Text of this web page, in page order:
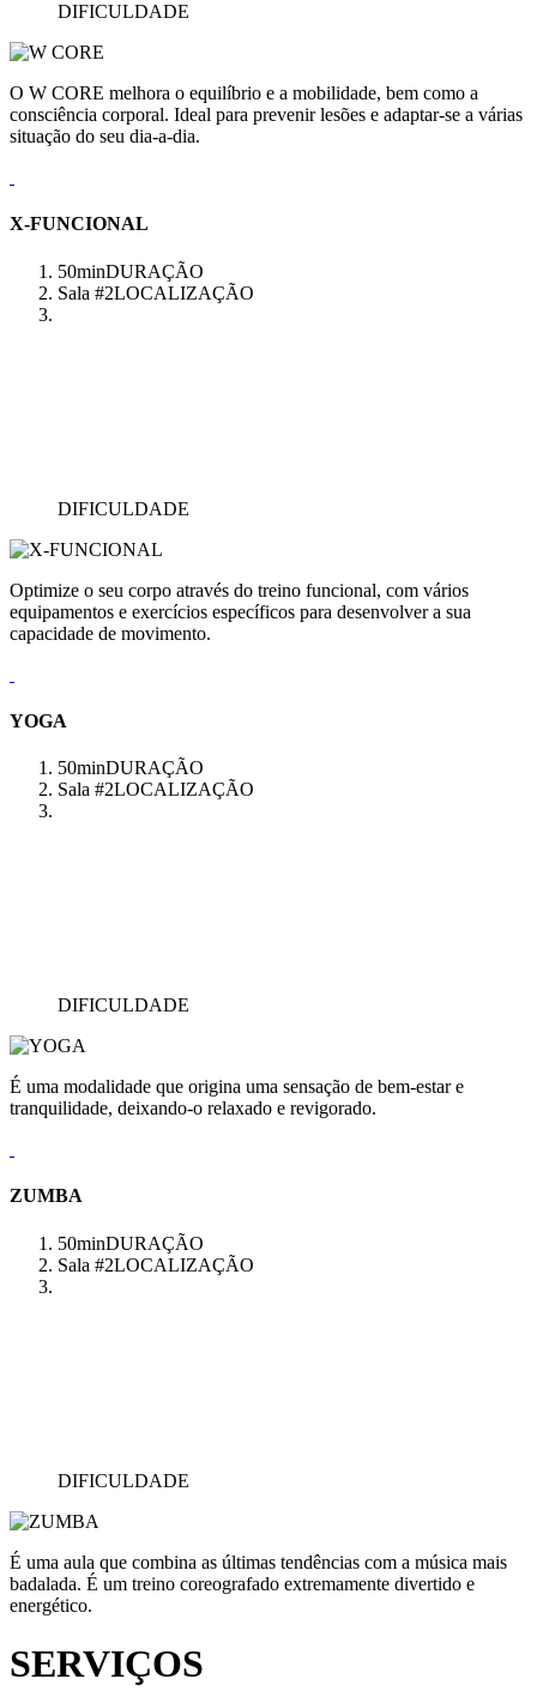
DIFICULDADE
O W CORE melhora o equilíbrio e a mobilidade, bem como a
consciência corporal. Ideal para prevenir lesões e adaptar-se a várias
situação do seu dia-a-dia.
X-FUNCIONAL
50minDURAÇÃO
Sala #2LOCALIZAÇÃO
DIFICULDADE
Optimize o seu corpo através do treino funcional, com vários
equipamentos e exercícios específicos para desenvolver a sua
capacidade de movimento.
YOGA
50minDURAÇÃO
Sala #2LOCALIZAÇÃO
DIFICULDADE
É uma modalidade que origina uma sensação de bem-estar e
tranquilidade, deixando-o relaxado e revigorado.
ZUMBA
50minDURAÇÃO
Sala #2LOCALIZAÇÃO
DIFICULDADE
É uma aula que combina as últimas tendências com a música mais
badalada. É um treino coreografado extremamente divertido e
energético.
SERVIÇOS